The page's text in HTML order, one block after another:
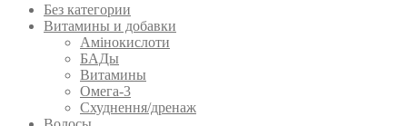
Без категории
Витамины и добавки
Амінокислоти
БАДы
Витамины
Омега-3
Схуднення/дренаж